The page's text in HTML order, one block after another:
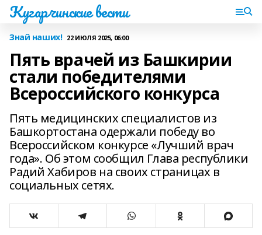
Кугарчинские вести
Знай наших! 22 ИЮЛЯ 2025, 06:00
Пять врачей из Башкирии
стали победителями
Всероссийского конкурса
Пять медицинских специалистов из
Башкортостана одержали победу во
Всероссийском конкурсе «Лучший врач
года». Об этом сообщил Глава республики
Радий Хабиров на своих страницах в
социальных сетях.